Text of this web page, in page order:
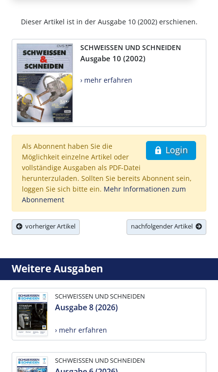
Dieser Artikel ist in der Ausgabe 10 (2002) erschienen.
SCHWEISSEN UND SCHNEIDEN
Ausgabe 10 (2002)
› mehr erfahren
Login
Als Abonnent haben Sie die
Möglichkeit einzelne Artikel oder
vollständige Ausgaben als PDF-Datei
herunterzuladen. Sollten Sie bereits Abonnent sein,
loggen Sie sich bitte ein. Mehr Informationen zum
Abonnement
vorheriger Artikel nachfolgender Artikel
Weitere Ausgaben
SCHWEISSEN UND SCHNEIDEN
Ausgabe 8 (2026)
› mehr erfahren
SCHWEISSEN UND SCHNEIDEN